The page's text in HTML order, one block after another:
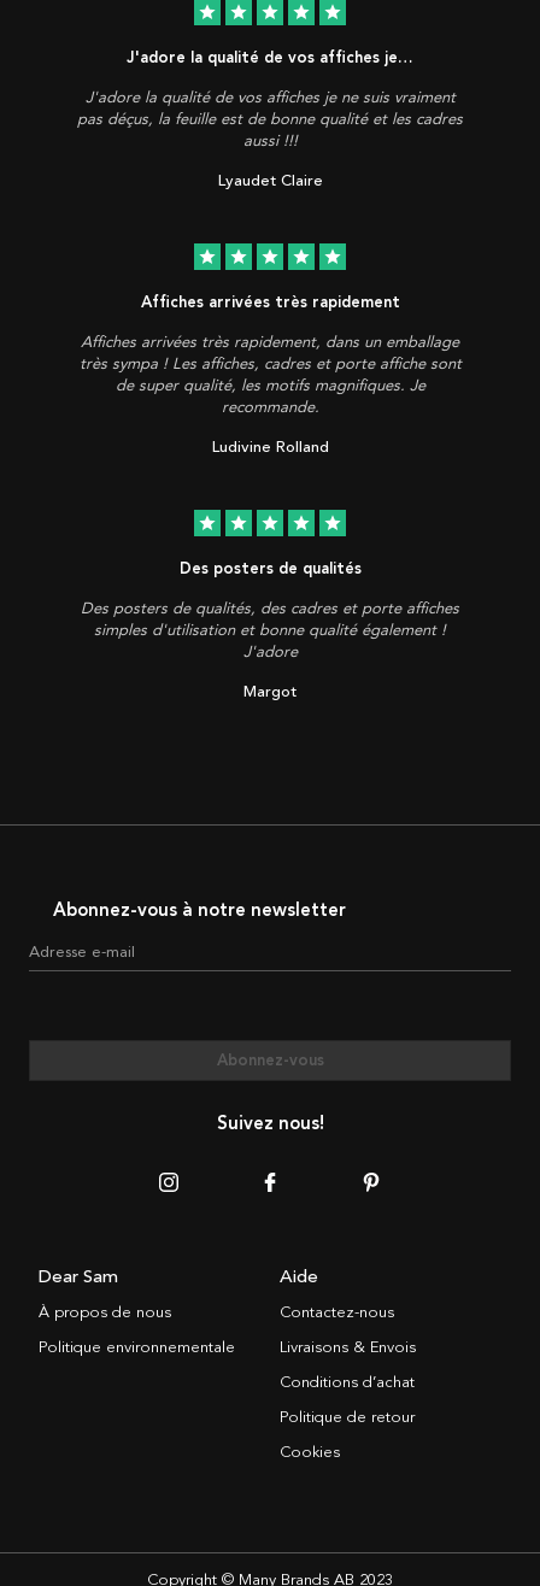
star star star star star
J'adore la qualité de vos affiches je…
J'adore la qualité de vos affiches je ne suis vraiment
pas déçus, la feuille est de bonne qualité et les cadres
aussi !!!
Lyaudet Claire
star star star star star
Affiches arrivées très rapidement
Affiches arrivées très rapidement, dans un emballage
très sympa ! Les affiches, cadres et porte affiche sont
de super qualité, les motifs magnifiques. Je
recommande.
Ludivine Rolland
star star star star star
Des posters de qualités
Des posters de qualités, des cadres et porte affiches
simples d'utilisation et bonne qualité également !
J'adore
Margot
Abonnez-vous à notre newsletter
Adresse e-mail
Abonnez-vous
Suivez nous!
Dear Sam
À propos de nous
Politique environnementale
Aide
Contactez-nous
Livraisons & Envois
Conditions d’achat
Politique de retour
Cookies
Copyright © Many Brands AB 2023